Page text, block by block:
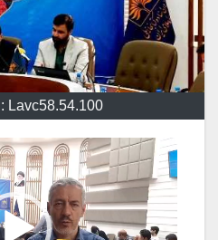
Lavc58.54.100
نمایشگر
ویدیو